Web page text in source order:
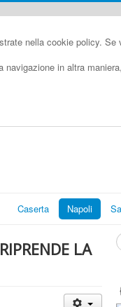
nella cookie policy.
in altra
Caserta Napoli
LA